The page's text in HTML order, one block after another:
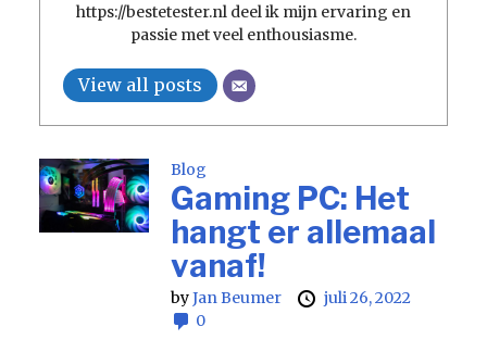
https://bestetester.nl deel ik mijn ervaring en
passie met veel enthousiasme.
View all posts
Blog
Gaming PC: Het
hangt er allemaal
vanaf!
byJan Beumer
juli 26, 2022
0